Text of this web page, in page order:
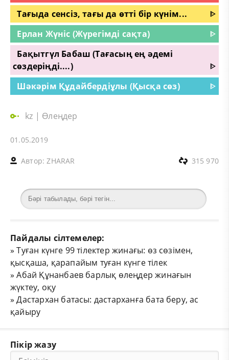
Тағыда сенсіз, тағы да өтті бір күнім...
ᐈ
Ерлан Жүніс (Жүрегімді сақта)
ᐈ
Бақытгүл Бабаш (Тағасың ең әдемі
сөздеріңді....)
ᐈ
Шәкәрім Құдайбердіұлы (Қысқа сөз)
ᐈ
kz | Өлеңдер
01.05.2019
Автор:ZHARAR 315 970
Пайдалы сілтемелер:
»Туған күнге 99 тілектер жинағы: өз сөзімен,
қысқаша, қарапайым туған күнге тілек
»Абай Құнанбаев барлық өлеңдер жинағын
жүктеу, оқу
»Дастархан батасы: дастарханға бата беру, ас
қайыру
Пікір жазу